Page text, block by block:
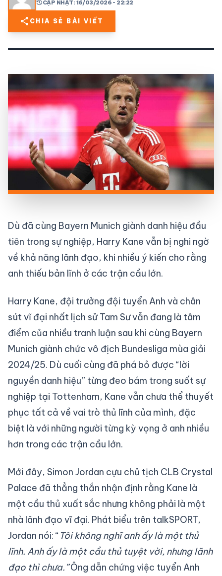
mail
historyCẬP NHẬT: 16/03/2026 - 22:22
share CHIA SẺ BÀI VIẾT
Dù đã cùng Bayern Munich giành danh hiệu đầu
tiên trong sự nghiệp, Harry Kane vẫn bị nghi ngờ
về khả năng lãnh đạo, khi nhiều ý kiến cho rằng
anh thiếu bản lĩnh ở các trận cầu lớn.
Harry Kane, đội trưởng đội tuyển Anh và chân
sút vĩ đại nhất lịch sử Tam Sư vẫn đang là tâm
điểm của nhiều tranh luận sau khi cùng Bayern
Munich giành chức vô địch Bundesliga mùa giải
2024/25. Dù cuối cùng đã phá bỏ được “lời
nguyền danh hiệu” từng đeo bám trong suốt sự
nghiệp tại Tottenham, Kane vẫn chưa thể thuyết
phục tất cả về vai trò thủ lĩnh của mình, đặc
biệt là với những người từng kỳ vọng ở anh nhiều
hơn trong các trận cầu lớn.
Mới đây, Simon Jordan cựu chủ tịch CLB Crystal
Palace đã thẳng thắn nhận định rằng Kane là
một cầu thủ xuất sắc nhưng không phải là một
nhà lãnh đạo vĩ đại. Phát biểu trên talkSPORT,
Jordan nói: “ Tôi không nghĩ anh ấy là một thủ
lĩnh. Anh ấy là một cầu thủ tuyệt vời, nhưng lãnh
đạo thì chưa.”Ông dẫn chứng việc tuyển Anh